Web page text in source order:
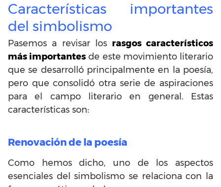
Características importantes
del simbolismo
Pasemos a revisar los rasgos característicos
más importantes de este movimiento literario
que se desarrolló principalmente en la poesía,
pero que consolidó otra serie de aspiraciones
para el campo literario en general. Estas
características son:
Renovación de la poesía
Como hemos dicho, uno de los aspectos
esenciales del simbolismo se relaciona con la